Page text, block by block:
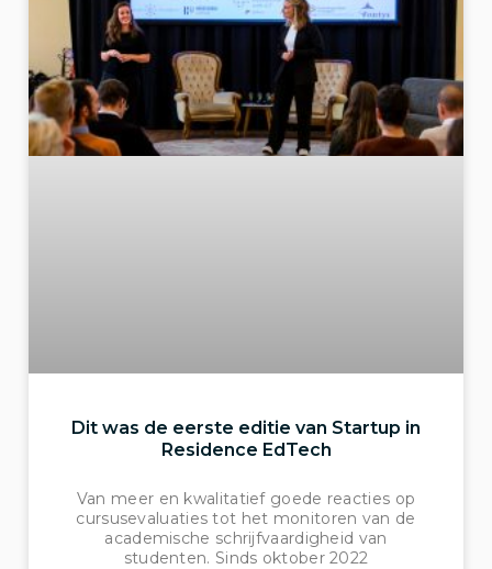
Dit was de eerste editie van Startup in
Residence EdTech
Van meer en kwalitatief goede reacties op
cursusevaluaties tot het monitoren van de
academische schrijfvaardigheid van
studenten. Sinds oktober 2022